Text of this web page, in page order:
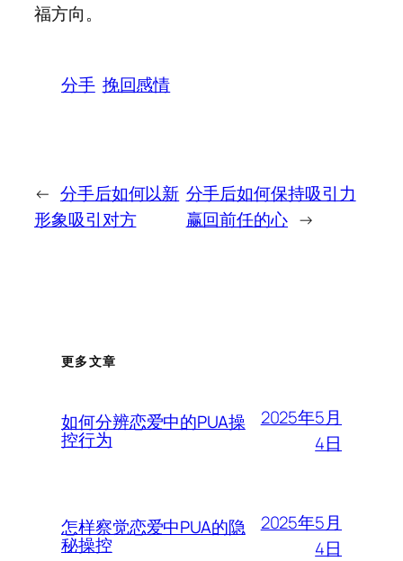
福方向。
分手 挽回感情
← 分手后如何以新
形象吸引对方
分手后如何保持吸引力
赢回前任的心 →
更多文章
如何分辨恋爱中的PUA操
控行为
2025年5月
4日
怎样察觉恋爱中PUA的隐
秘操控
2025年5月
4日